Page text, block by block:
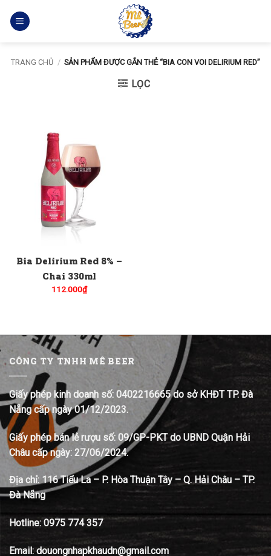
qua
TRANG CHỦ / SẢN PHẨM ĐƯỢC GẮN THẺ “BIA CON VOI DELIRIUM RED”
LỌC
Bia Delirium Red 8% –
Chai 330ml
112.000₫
CÔNG TY TNHH MÊ BEER
Giấy phép kinh doanh số: 0402216665 do sở KHĐT TP. Đà
Nẵng cấp ngày 01/12/2023.
Giấy phép bán lẻ rượu số: 09/GP-PKT do UBND Quận Hải
Châu cấp ngày: 27/06/2024.
Địa chỉ: 116 Tiểu La – P. Hòa Thuận Tây – Q. Hải Châu – TP.
Đà Nẵng
Hotline: 0975 774 357
Email: douongnhapkhaudn@gmail.com